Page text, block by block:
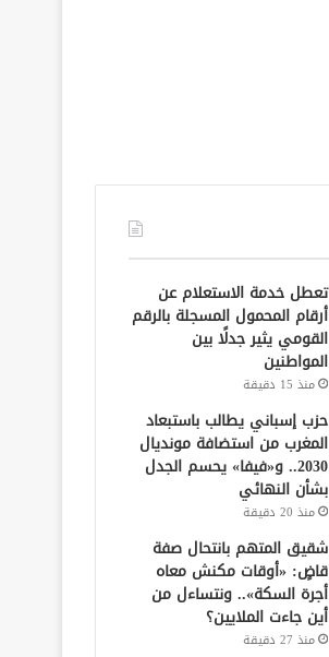
تعطل خدمة الاستعلام عن
أرقام المحمول المسجلة بالرقم
القومي يثير جدلًا بين
المواطنين
منذ 15 دقيقة
حزب إسباني يطالب باستبعاد
المغرب من استضافة مونديال
2030.. و«فيفا» يحسم الجدل
بشأن النهائي
منذ 20 دقيقة
شقيق المتهم بانتحال صفة
قاضٍ: «أوقات مكنش معاه
أجرة السكة».. ونتساءل من
أين جاءت الملايين؟
منذ 27 دقيقة